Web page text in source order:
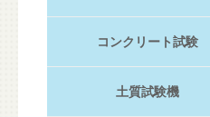
コンクリート試験
土質試験機